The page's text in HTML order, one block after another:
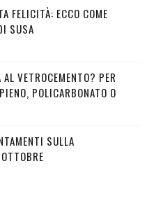
FELICITÀ: ECCO COME
SUSA
VETROCEMENTO? PER
POLICARBONATO O
SULLA